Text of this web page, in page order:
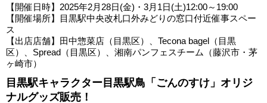
【開催日時】2025年2月28日(金)・3月1日(土)12:00～19:00
【開催場所】目黒駅中央改札口外みどりの窓口付近催事スペー
ス
【出店店舗】田中惣菜店（目黒区）、Tecona bagel（目黒
区）、Spread（目黒区）、湘南パンフェスチーム（藤沢市・茅
ヶ崎市）
目黒駅キャラクター目黒駅鳥「ごんのすけ」オリジ
ナルグッズ販売！